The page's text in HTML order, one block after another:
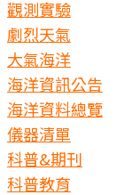
觀測實驗
劇烈天氣
大氣海洋
海洋資訊公告
海洋資料總覽
儀器清單
科普&期刊
科普教育